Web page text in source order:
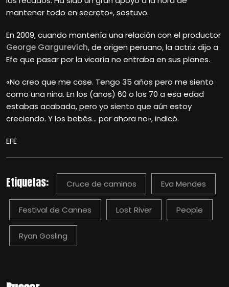
mantener todo en secreto», sostuvo.
En 2009, cuando mantenía una relación con el productor
George Gargurevich, de origen peruano, la actriz dijo a
Efe que pasar por la vicaría no entraba en sus planes.
«No creo que me case. Tengo 35 años pero me siento
como una niña. En los (años) 60 o los 70 a esa edad
estabas acabada, pero yo siento que aún estoy
creciendo. Y los bebés… por ahora no», indicó.
EFE
Etiquetas: Cruce de caminos Eva Mendes
Festival de Cannes Lost River People
Ryan Gosling